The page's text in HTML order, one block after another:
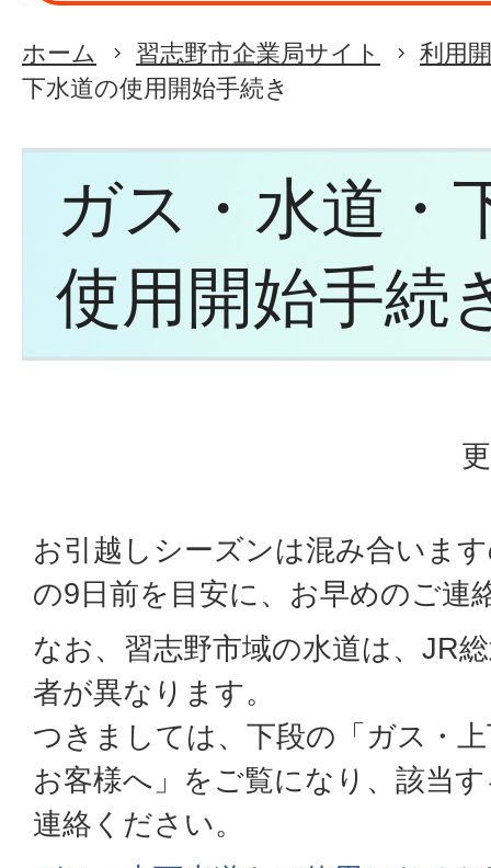
ホーム 習志野市企業局サイト
利用
下水道の使用開始手続き
ガス・水道・
使用開始手続
お引越しシーズンは混み合いま
の9日前を目安に、お早めのご連
なお、習志野市域の水道は、JR
者が異なります。
つきましては、下段の「ガス・
お客様へ」をご覧になり、該当
連絡ください。